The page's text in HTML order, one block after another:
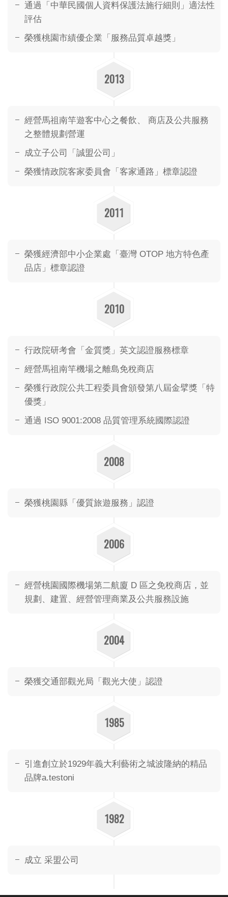
通過「中華民國個人資料保護法施行細則」適法性
評估
榮獲桃園市績優企業「服務品質卓越獎」
2013
經營馬祖南竿遊客中心之餐飲、 商店及公共服務
之整體規劃營運
成立子公司「誠盟公司」
榮獲情政院客家委員會「客家通路」標章認證
2011
榮獲經濟部中小企業處「臺灣 OTOP 地方特色產
品店」標章認證
2010
行政院研考會「金質獎」英文認證服務標章
經營馬祖南竿機場之離島免稅商店
榮獲行政院公共工程委員會頒發第八屆金擘獎「特
優獎」
通過 ISO 9001:2008 品質管理系統國際認證
2008
榮獲桃園縣「優質旅遊服務」認證
2006
經營桃園國際機場第二航廈 D 區之免稅商店，並
規劃、建置、經營管理商業及公共服務設施
2004
榮獲交通部觀光局「觀光大使」認證
1985
引進創立於1929年義大利藝術之城波隆納的精品
品牌a.testoni
1982
成立 采盟公司